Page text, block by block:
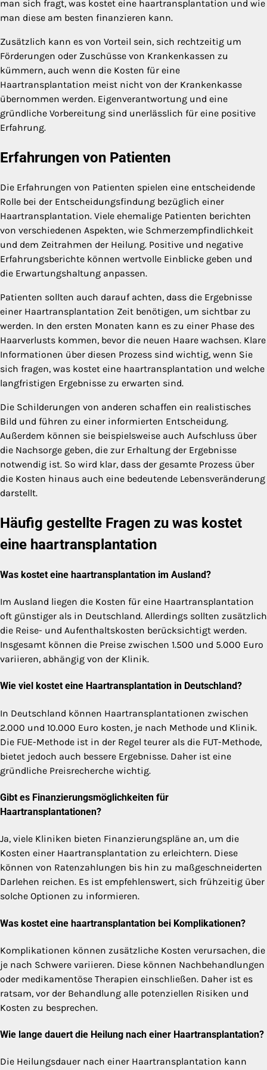
man sich fragt, was kostet eine haartransplantation und wie
man diese am besten finanzieren kann.
Zusätzlich kann es von Vorteil sein, sich rechtzeitig um
Förderungen oder Zuschüsse von Krankenkassen zu
kümmern, auch wenn die Kosten für eine
Haartransplantation meist nicht von der Krankenkasse
übernommen werden. Eigenverantwortung und eine
gründliche Vorbereitung sind unerlässlich für eine positive
Erfahrung.
Erfahrungen von Patienten
Die Erfahrungen von Patienten spielen eine entscheidende
Rolle bei der Entscheidungsfindung bezüglich einer
Haartransplantation. Viele ehemalige Patienten berichten
von verschiedenen Aspekten, wie Schmerzempfindlichkeit
und dem Zeitrahmen der Heilung. Positive und negative
Erfahrungsberichte können wertvolle Einblicke geben und
die Erwartungshaltung anpassen.
Patienten sollten auch darauf achten, dass die Ergebnisse
einer Haartransplantation Zeit benötigen, um sichtbar zu
werden. In den ersten Monaten kann es zu einer Phase des
Haarverlusts kommen, bevor die neuen Haare wachsen. Klare
Informationen über diesen Prozess sind wichtig, wenn Sie
sich fragen, was kostet eine haartransplantation und welche
langfristigen Ergebnisse zu erwarten sind.
Die Schilderungen von anderen schaffen ein realistisches
Bild und führen zu einer informierten Entscheidung.
Außerdem können sie beispielsweise auch Aufschluss über
die Nachsorge geben, die zur Erhaltung der Ergebnisse
notwendig ist. So wird klar, dass der gesamte Prozess über
die Kosten hinaus auch eine bedeutende Lebensveränderung
darstellt.
Häufig gestellte Fragen zu was kostet
eine haartransplantation
Was kostet eine haartransplantation im Ausland?
Im Ausland liegen die Kosten für eine Haartransplantation
oft günstiger als in Deutschland. Allerdings sollten zusätzlich
die Reise- und Aufenthaltskosten berücksichtigt werden.
Insgesamt können die Preise zwischen 1.500 und 5.000 Euro
variieren, abhängig von der Klinik.
Wie viel kostet eine Haartransplantation in Deutschland?
In Deutschland können Haartransplantationen zwischen
2.000 und 10.000 Euro kosten, je nach Methode und Klinik.
Die FUE-Methode ist in der Regel teurer als die FUT-Methode,
bietet jedoch auch bessere Ergebnisse. Daher ist eine
gründliche Preisrecherche wichtig.
Gibt es Finanzierungsmöglichkeiten für
Haartransplantationen?
Ja, viele Kliniken bieten Finanzierungspläne an, um die
Kosten einer Haartransplantation zu erleichtern. Diese
können von Ratenzahlungen bis hin zu maßgeschneiderten
Darlehen reichen. Es ist empfehlenswert, sich frühzeitig über
solche Optionen zu informieren.
Was kostet eine haartransplantation bei Komplikationen?
Komplikationen können zusätzliche Kosten verursachen, die
je nach Schwere variieren. Diese können Nachbehandlungen
oder medikamentöse Therapien einschließen. Daher ist es
ratsam, vor der Behandlung alle potenziellen Risiken und
Kosten zu besprechen.
Wie lange dauert die Heilung nach einer Haartransplantation?
Die Heilungsdauer nach einer Haartransplantation kann